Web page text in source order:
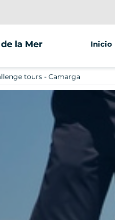
la Mer Inicio
tours - Camarga